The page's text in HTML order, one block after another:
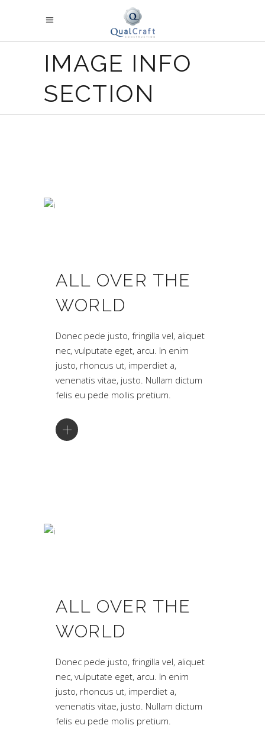
IMAGE INFO
SECTION
ALL OVER THE
WORLD
Donec pede justo, fringilla vel, aliquet
nec, vulputate eget, arcu. In enim
justo, rhoncus ut, imperdiet a,
venenatis vitae, justo. Nullam dictum
felis eu pede mollis pretium.
ALL OVER THE
WORLD
Donec pede justo, fringilla vel, aliquet
nec, vulputate eget, arcu. In enim
justo, rhoncus ut, imperdiet a,
venenatis vitae, justo. Nullam dictum
felis eu pede mollis pretium.